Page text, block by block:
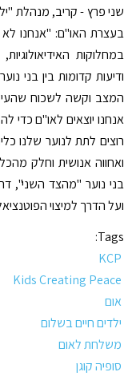
שני פרץ - קריב, מנהלת
בעצרת האו"ם: "אנחנו לא
במחלוקות
ודיעות קדומות בין בני
המצב וקשה לשכוח
אנחנו יוצאים לאו"ם כדי
רוצים לתת לנוער שלנו
ואחווה אנושית וחלק
בני נוער "מהצד השני",
ועל הדרך למיצוי
Tags:
KCP
Kids Creating Peace
אום
ילדים חיים בשלום
משלחת לאום
סופיה קוגן